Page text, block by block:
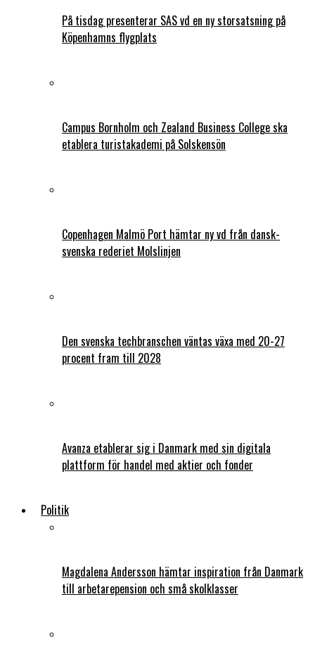
På tisdag presenterar SAS vd en ny storsatsning på
Köpenhamns flygplats
Campus Bornholm och Zealand Business College ska
etablera turistakademi på Solskensön
Copenhagen Malmö Port hämtar ny vd från dansk-
svenska rederiet Molslinjen
Den svenska techbranschen väntas växa med 20-27
procent fram till 2028
Avanza etablerar sig i Danmark med sin digitala
plattform för handel med aktier och fonder
Politik
Magdalena Andersson hämtar inspiration från Danmark
till arbetarepension och små skolklasser